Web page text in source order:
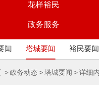
花样裕民
政务服务
闻 塔城要闻 裕民要闻
> 政务动态 > 塔城要闻 > 详细